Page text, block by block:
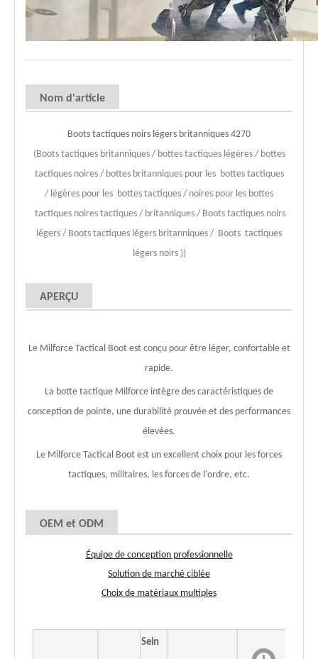
Nom d'article
Boots tactiques noirs légers britanniques 4270
(Boots tactiques britanniques / bottes tactiques légères / bottes
tactiques noires / bottes britanniques pour les bottes tactiques
/ légères pour les bottes tactiques / noires pour les bottes
tactiques noires tactiques / britanniques / Boots tactiques noirs
légers / Boots tactiques légers britanniques / Boots tactiques
légers noirs ))
APERÇU
Le Milforce Tactical Boot est conçu pour être léger, confortable et
rapide.
La botte tactique Milforce intègre des caractéristiques de
conception de pointe, une durabilité prouvée et des performances
élevées.
Le Milforce Tactical Boot est un excellent choix pour les forces
tactiques, militaires, les forces de l'ordre, etc.
OEM et ODM
Équipe de conception professionnelle
Solution de marché ciblée
Choix de matériaux multiples
Sein